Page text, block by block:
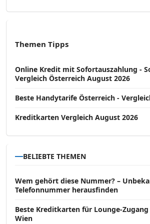
Themen Tipps
Online Kredit mit Sofortauszahlung -
Vergleich Österreich August 2026
Beste Handytarife Österreich -
Kreditkarten Vergleich August 2026
BELIEBTE THEMEN
Wem gehört diese Nummer? –
Telefonnummer herausfinden
Beste Kreditkarten für Lounge-
Wien